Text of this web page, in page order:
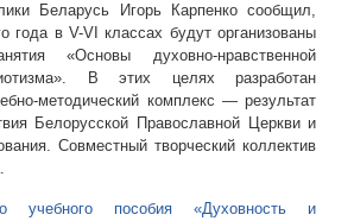
Беларусь Игорь Карпенко сообщил,
года в V-VI классах будут организованы
«Основы духовно-нравственной
В этих целях разработан
методический комплекс — результат
Белорусской Православной Церкви и
Совместный творческий коллектив
учебного пособия «Духовность и